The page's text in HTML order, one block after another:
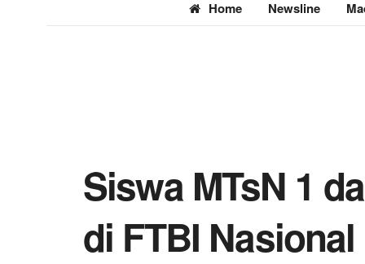
Home Newsline
Siswa MTsN 1
di FTBI Nasional